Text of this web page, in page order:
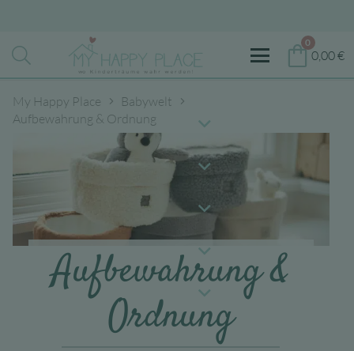
0
0,00€
My Happy Place
Babywelt
Aufbewahrung & Ordnung
Aufbewahrung &
Ordnung